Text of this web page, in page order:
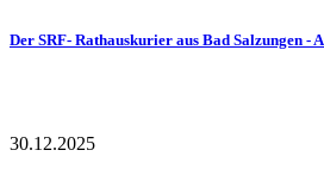
Der SRF- Rathauskurier aus Bad Salzungen -
30.12.2025